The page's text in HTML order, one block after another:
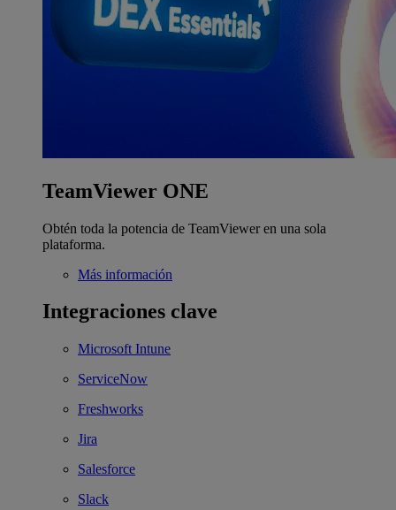
TeamViewer ONE
Obtén toda la potencia de TeamViewer en una sola
plataforma.
Más información
Integraciones clave
Microsoft Intune
ServiceNow
Freshworks
Jira
Salesforce
Slack